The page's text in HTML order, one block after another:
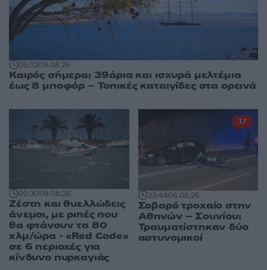
05:0309.08.26
Καιρός σήμερα: 39άρια και ισχυρά μελτέμια
έως 8 μποφόρ – Τοπικές καταιγίδες στα ορεινά
00:3009.08.26
Ζέστη και θυελλώδεις
άνεμοι, με ριπές που
θα φτάνουν τα 80
χλμ/ώρα - «Red Code»
σε 6 περιοχές για
κίνδυνο πυρκαγιάς
23:4408.08.26
Σοβαρό τροχαίο στην
Αθηνών – Σουνίου:
Τραυματίστηκαν δύο
αστυνομικοί
17